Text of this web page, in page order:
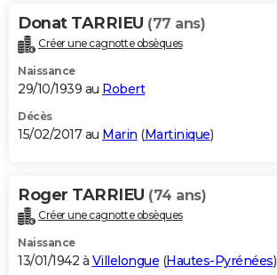
Donat TARRIEU (77 ans)
Créer une cagnotte obsèques
Naissance
29/10/1939 au Robert
Décès
15/02/2017 au Marin (Martinique)
Roger TARRIEU (74 ans)
Créer une cagnotte obsèques
Naissance
13/01/1942 à Villelongue (Hautes-Pyrénées)